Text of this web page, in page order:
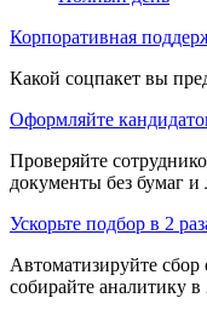
Корпоративная
Какой соцпакет вы
Оформляйте
Проверяйте
документы без бумаг
Ускорьте подбор в 2
Автоматизируйте сбор
собирайте аналитику в